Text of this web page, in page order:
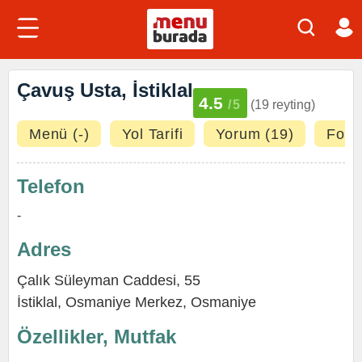
Çavuş Usta, İstiklal
4.5 /5 (19 reyting)
Menü (-) Yol Tarifi Yorum (19)
Telefon
-
Adres
Çalık Süleyman Caddesi, 55
İstiklal , Osmaniye Merkez, Osmaniye
Özellikler, Mutfak